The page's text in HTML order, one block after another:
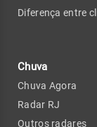
Diferença entre
Chuva
Chuva Agora
Radar RJ
Outros radares